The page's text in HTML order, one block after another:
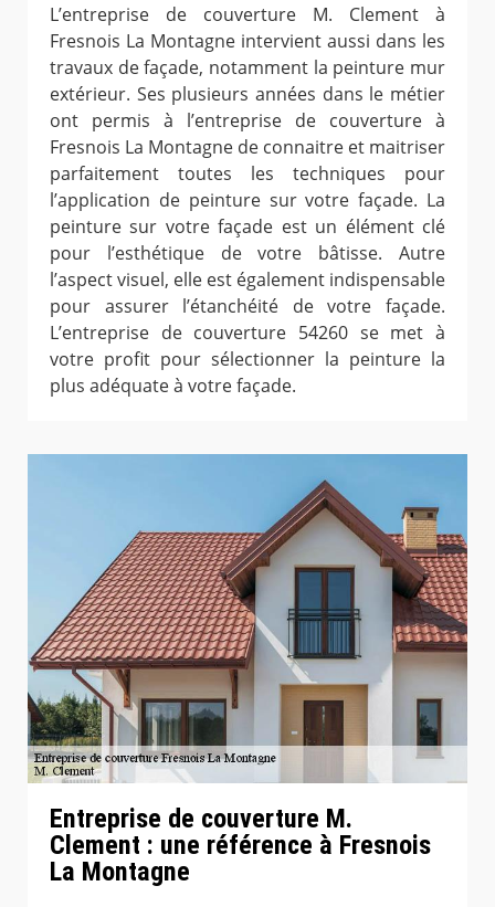
L’entreprise de couverture M. Clement à
Fresnois La Montagne intervient aussi dans les
travaux de façade, notamment la peinture mur
extérieur. Ses plusieurs années dans le métier
ont permis à l’entreprise de couverture à
Fresnois La Montagne de connaitre et maitriser
parfaitement toutes les techniques pour
l’application de peinture sur votre façade. La
peinture sur votre façade est un élément clé
pour l’esthétique de votre bâtisse. Autre
l’aspect visuel, elle est également indispensable
pour assurer l’étanchéité de votre façade.
L’entreprise de couverture 54260 se met à
votre profit pour sélectionner la peinture la
plus adéquate à votre façade.
Entreprise de couverture M.
Clement : une référence à Fresnois
La Montagne